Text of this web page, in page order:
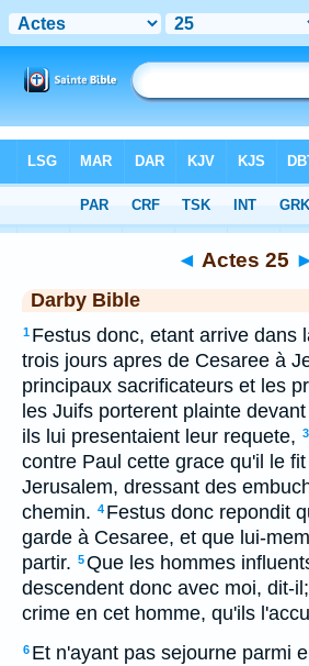
> Actes 25
◄ Actes 25
Darby Bible
1 Festus donc, etant arrive dans
trois jours apres de Cesaree à
principaux sacrificateurs et les
les Juifs porterent plainte
ils lui presentaient leur requete, 3
contre Paul cette grace qu'il le
Jerusalem, dressant des
chemin. 4 Festus donc repondit
garde à Cesaree, et que lui-
partir. 5Que les hommes
descendent donc avec moi, dit-
crime en cet homme, qu'ils
6 Et n'ayant pas sejourne parmi